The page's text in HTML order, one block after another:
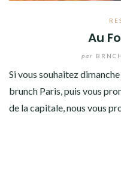
Au
par
Si vous souhaitez
brunch Paris, puis vous
de la capitale, nous vous